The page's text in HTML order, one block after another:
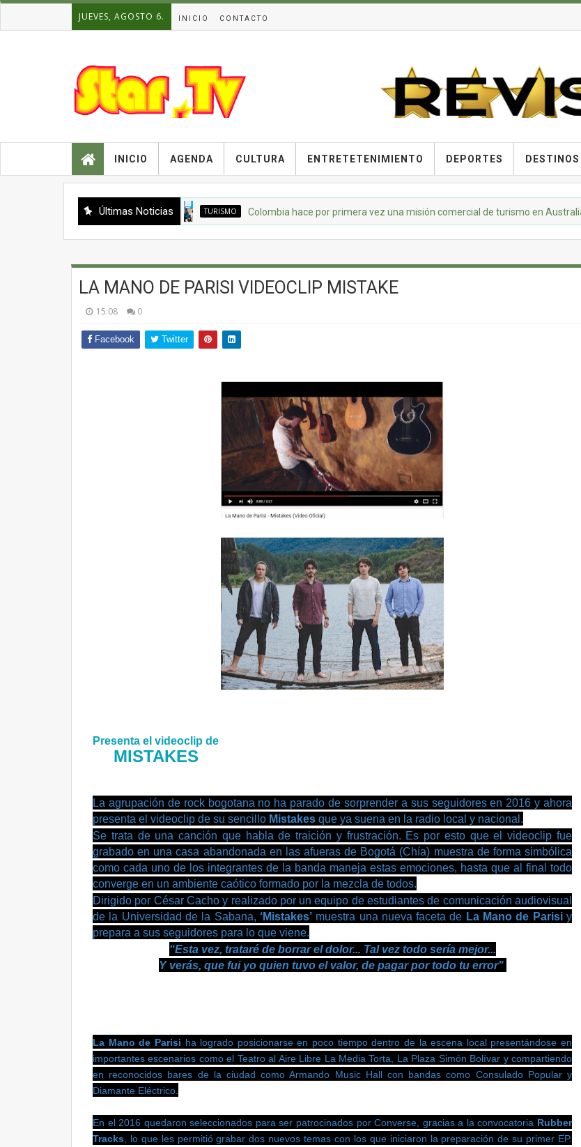
JUEVES, AGOSTO 6. INICIO CONTACTO
INICIO AGENDA CULTURA ENTRETETENIMIENTO DEPORTES DESTINOS
Últimas Noticias TURISMO Colombia hace por primera vez una misión comercial de turismo en Australia
LA MANO DE PARISI VIDEOCLIP MISTAKE
15:08 0
Facebook Twitter
Presenta el videoclip de
MISTAKES
La agrupación de rock bogotana no ha parado de sorprender a sus seguidores en 2016 y ahora
presenta el videoclip de su sencillo Mistakes que ya suena en la radio local y nacional.
Se trata de una canción que habla de traición y frustración. Es por esto que el videoclip fue
grabado en una casa abandonada en las afueras de Bogotá (Chía) muestra de forma simbólica
como cada uno de los integrantes de la banda maneja estas emociones, hasta que al final todo
converge en un ambiente caótico formado por la mezcla de todos.
Dirigido por César Cacho y realizado por un equipo de estudiantes de comunicación audiovisual
de la Universidad de la Sabana, ‘Mistakes’muestra una nueva faceta de La Mano de Parisiy
prepara a sus seguidores para lo que viene.
“Esta vez, trataré de borrar el dolor... Tal vez todo sería mejor...
Y verás, que fui yo quien tuvo el valor, de pagar por todo tu error"
La Mano de Parisi ha logrado posicionarse en poco tiempo dentro de la escena local presentándose en
importantes escenarios como el Teatro al Aire Libre La Media Torta, La Plaza Simón Bolívar y compartiendo
en reconocidos bares de la ciudad como Armando Music Hall con bandas como Consulado Popular y
Diamante Eléctrico.
En el 2016 quedaron seleccionados para ser patrocinados por Converse, gracias a la convocatoria Rubber
Tracks , lo que les permitió grabar dos nuevos temas con los que iniciaron la preparación de su primer EP.